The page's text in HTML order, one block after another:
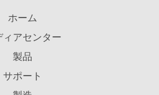
ホーム
ィアセンター
製品
サポート